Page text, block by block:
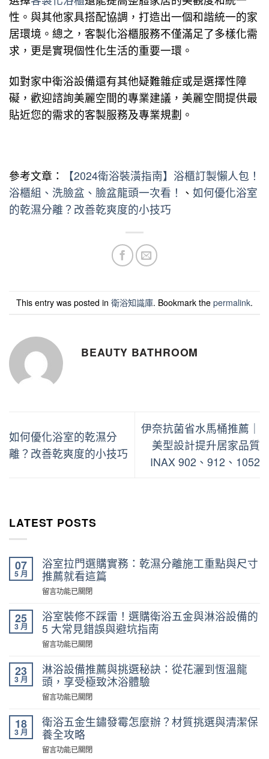
性。與其他家具搭配協調，打造出一個和諧統一的家
居環境。總之，客製化浴櫃服務不僅滿足了多樣化需
求，更是實現個性化生活的重要一環。
如對家中衛浴設備還有其他疑難雜症或是選擇性障
礙，歡迎諮詢美麗空間的專業建議，美麗空間提供最
貼近您的需求的客製服務及專業規劃。
參考文章：
【2024衛浴裝潢指南】浴櫃訂製懶人包！
浴櫃組、洗臉盆、臉盆龍頭一次看！ 、 如何優化浴室
的乾濕分離？改善乾爽度的小技巧
This entry was posted in 衛浴知識庫. Bookmark the permalink.
BEAUTY BATHROOM
如何優化浴室的乾濕分
離？改善乾爽度的小技巧
伊奈抗菌省水馬桶推薦｜
美型設計提升居家品質
INAX 902、912、1052
LATEST POSTS
07
5 月
浴室拉門選購實務：乾濕分離施工重點與尺寸
推薦就看這篇
在
室
拉
門
選
實
務：
乾
分
離
施
工
留言功能已關閉
25
3 月
浴室裝修不踩雷！選購衛浴五金與淋浴設備的
5 大常見錯誤與避坑指南
在
室
裝
修
不
雷！
選
購
留言功能已關閉
23
3 月
淋浴設備推薦與挑選秘訣：從花灑到恆溫龍
頭，享受極致沐浴體驗
在
浴
設
備
推
留言功能已關閉
18
3 月
衛浴五金生鏽發霉怎麼辦？材質挑選與清潔保
養全攻略
在
留言功能已關閉